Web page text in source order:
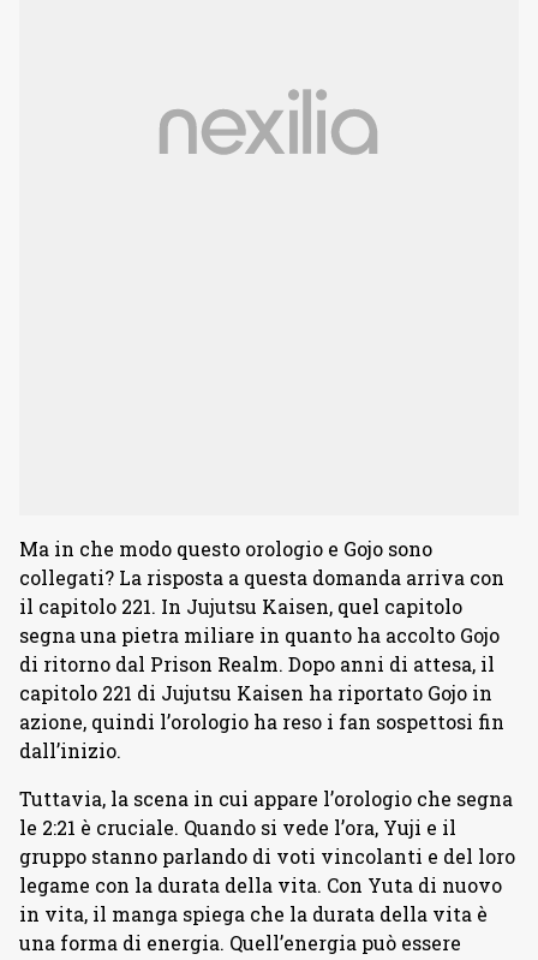
Ma in che modo questo orologio e Gojo sono
collegati? La risposta a questa domanda arriva con
il capitolo 221. In Jujutsu Kaisen, quel capitolo
segna una pietra miliare in quanto ha accolto Gojo
di ritorno dal Prison Realm. Dopo anni di attesa, il
capitolo 221 di Jujutsu Kaisen ha riportato Gojo in
azione, quindi l’orologio ha reso i fan sospettosi fin
dall’inizio.
Tuttavia, la scena in cui appare l’orologio che segna
le 2:21 è cruciale. Quando si vede l’ora, Yuji e il
gruppo stanno parlando di voti vincolanti e del loro
legame con la durata della vita. Con Yuta di nuovo
in vita, il manga spiega che la durata della vita è
una forma di energia. Quell’energia può essere